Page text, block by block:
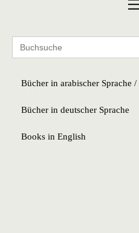
Search
for:
Bücher in deutscher Sprache
Books in English